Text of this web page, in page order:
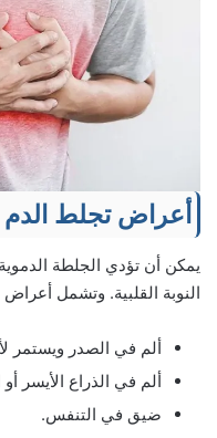
أعراض تجلط
يمكن أن تؤدي الجلطة
النوبة القلبية. وتشمل أعراض
ألم في الصدر ويستمر
ألم في الذراع الأيسر
ضيق في التنفس.